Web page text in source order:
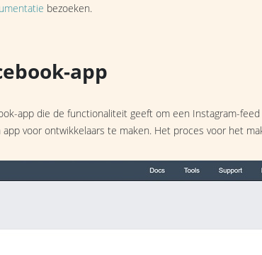
bezoeken.
app
app die de functionaliteit geeft om een Instagram-feed
voor ontwikkelaars te maken. Het proces voor het